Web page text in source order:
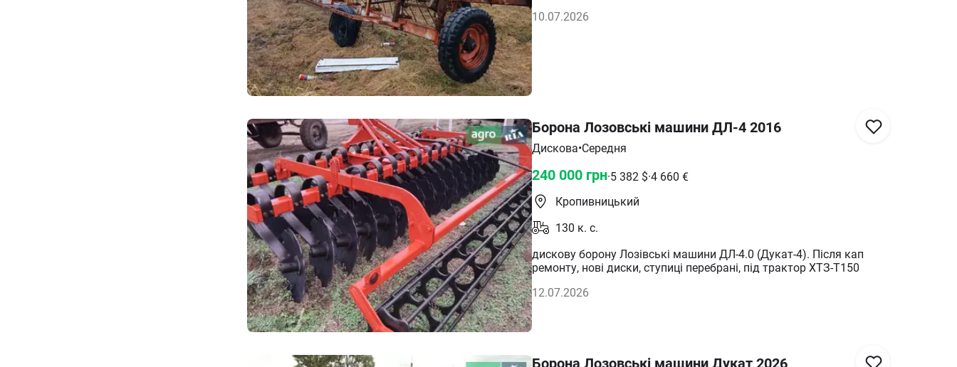
10.07.2026
Борона Лозовські машини ДЛ-4 2016
Дискова•Середня
240 000 грн·5 382 $·4 660 €
Кропивницький
130 к. с.
дискову борону Лозівські машини ДЛ-4.0 (Дукат-4). Після кап
ремонту, нові диски, ступиці перебрані, під трактор ХТЗ-Т150
12.07.2026